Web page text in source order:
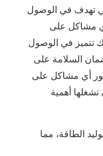
تهدف في الوصول
مشاكل على
تتميز في الوصول
السلامة على
أي مشاكل على
أهمية
الطاقة، مما